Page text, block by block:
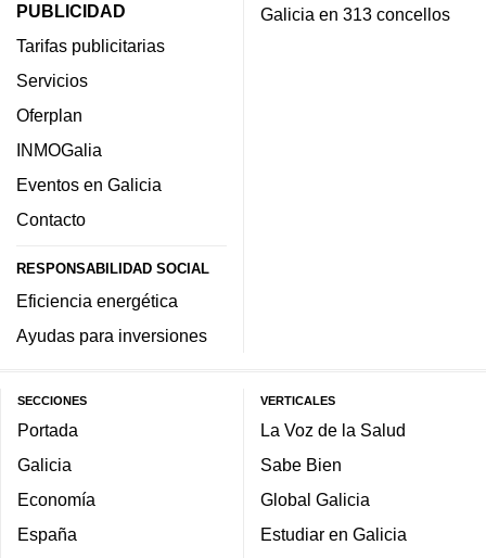
PUBLICIDAD
Tarifas publicitarias
Servicios
Oferplan
INMOGalia
Eventos en Galicia
Contacto
RESPONSABILIDAD SOCIAL
Eficiencia energética
Ayudas para inversiones
Galicia en 313 concellos
SECCIONES
Portada
Galicia
Economía
España
VERTICALES
La Voz de la Salud
Sabe Bien
Global Galicia
Estudiar en Galicia